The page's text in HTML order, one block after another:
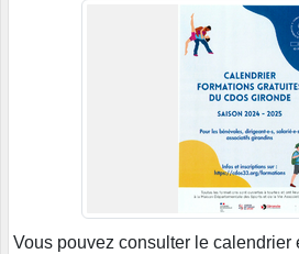
Vous pouvez consulter le calendrier